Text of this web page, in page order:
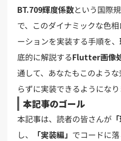
BT.709輝度係数という国際
で、このダイナミックな色
ーションを実装する手順を、
底的に解説するFlutter画像
通して、あなたもこのよう
らずに実装できるようになり
本記事のゴール
本記事は、読者の皆さんが
し、
「実装編」 でコードに